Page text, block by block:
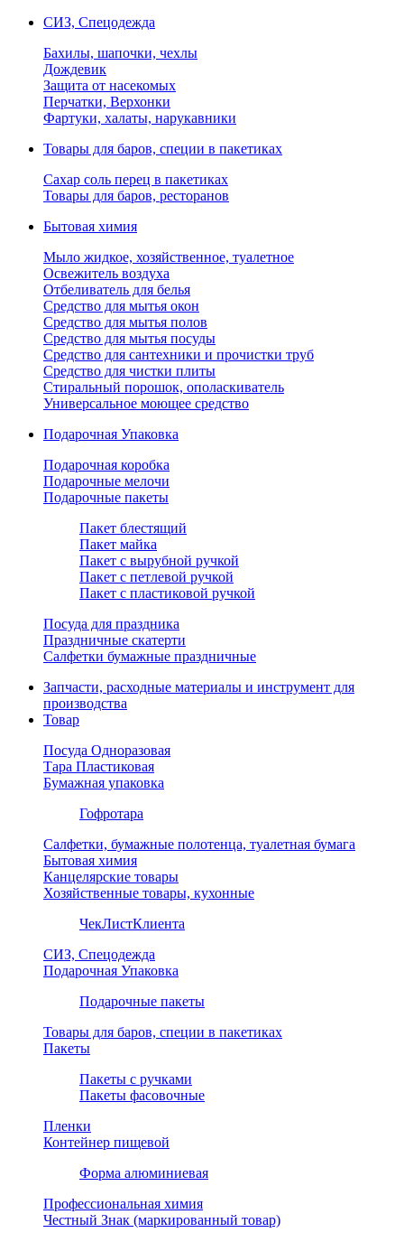
СИЗ, Спецодежда
Бахилы, шапочки, чехлы
Дождевик
Защита от насекомых
Перчатки, Верхонки
Фартуки, халаты, нарукавники
Товары для баров, специи в пакетиках
Сахар соль перец в пакетиках
Товары для баров, ресторанов
Бытовая химия
Мыло жидкое, хозяйственное, туалетное
Освежитель воздуха
Отбеливатель для белья
Средство для мытья окон
Средство для мытья полов
Средство для мытья посуды
Средство для сантехники и прочистки труб
Средство для чистки плиты
Стиральный порошок, ополаскиватель
Универсальное моющее средство
Подарочная Упаковка
Подарочная коробка
Подарочные мелочи
Подарочные пакеты
Пакет блестящий
Пакет майка
Пакет с вырубной ручкой
Пакет с петлевой ручкой
Пакет с пластиковой ручкой
Посуда для праздника
Праздничные скатерти
Салфетки бумажные праздничные
Запчасти, расходные материалы и инструмент для
производства
Товар
Посуда Одноразовая
Тара Пластиковая
Бумажная упаковка
Гофротара
Салфетки, бумажные полотенца, туалетная бумага
Бытовая химия
Канцелярские товары
Хозяйственные товары, кухонные
ЧекЛистКлиента
СИЗ, Спецодежда
Подарочная Упаковка
Подарочные пакеты
Товары для баров, специи в пакетиках
Пакеты
Пакеты с ручками
Пакеты фасовочные
Пленки
Контейнер пищевой
Форма алюминиевая
Профессиональная химия
Честный Знак (маркированный товар)